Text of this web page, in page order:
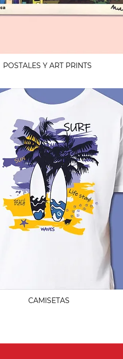
POSTALES Y ART PRINTS
CAMISETAS